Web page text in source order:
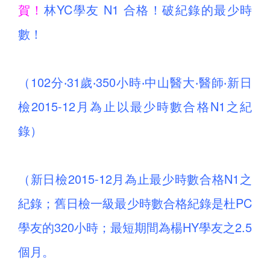
賀！ 林YC學友 N1 合格！破紀錄的最少時
數！
（102分‧31歲‧350小時‧中山醫大‧醫師‧新日
檢2015-12月為止以最少時數合格N1之紀
錄）
（新日檢2015-12月為止最少時數合格N1之
紀錄；舊日檢一級最少時數合格紀錄是杜PC
學友的320小時；最短期間為楊HY學友之2.5
個月。